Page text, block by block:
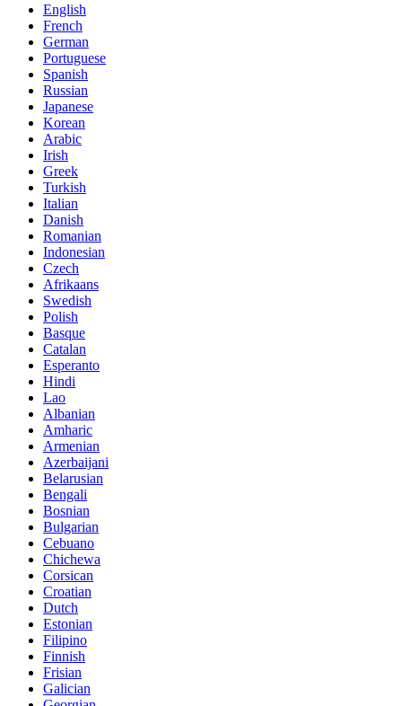
English
French
German
Portuguese
Spanish
Russian
Japanese
Korean
Arabic
Irish
Greek
Turkish
Italian
Danish
Romanian
Indonesian
Czech
Afrikaans
Swedish
Polish
Basque
Catalan
Esperanto
Hindi
Lao
Albanian
Amharic
Armenian
Azerbaijani
Belarusian
Bengali
Bosnian
Bulgarian
Cebuano
Chichewa
Corsican
Croatian
Dutch
Estonian
Filipino
Finnish
Frisian
Galician